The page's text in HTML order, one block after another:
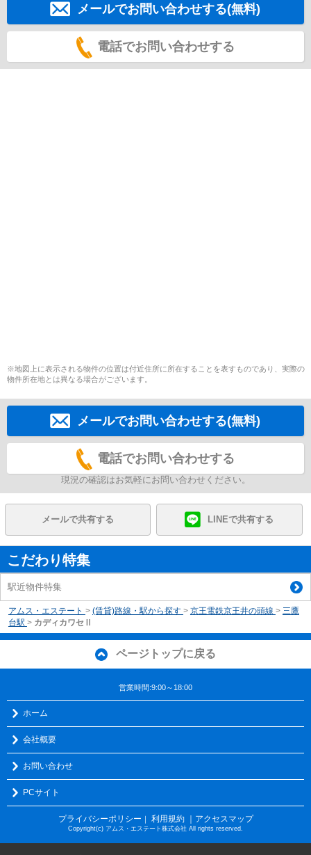
メールでお問い合わせする(無料)
電話でお問い合わせする
※地図上に表示される物件の位置は付近住所に所在することを表すものであり、実際の
物件所在地とは異なる場合がございます。
メールでお問い合わせする(無料)
電話でお問い合わせする
現況の確認はお気軽にお問い合わせください。
メールで共有する LINEで共有する
こだわり特集
駅近物件特集
アムス・エステート > (賃貸)路線・駅から探す > 京王電鉄京王井の頭線 > 三鷹
台駅 > カディカワセⅡ
ページトップに戻る
営業時間:9:00～18:00
ホーム
会社概要
お問い合わせ
PCサイト
プライバシーポリシー 利用規約 ｜アクセスマップ
Copyright(c) アムス・エステート株式会社 All rights reserved.